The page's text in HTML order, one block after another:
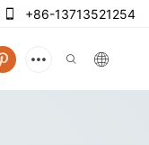
+86-13713521254